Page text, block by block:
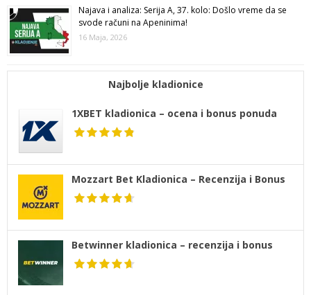
Najava i analiza: Serija A, 37. kolo: Došlo vreme da se
svode računi na Apeninima!
16 Maja, 2026
Najbolje kladionice
1XBET kladionica – ocena i bonus ponuda
Mozzart Bet Kladionica – Recenzija i Bonus
Betwinner kladionica – recenzija i bonus